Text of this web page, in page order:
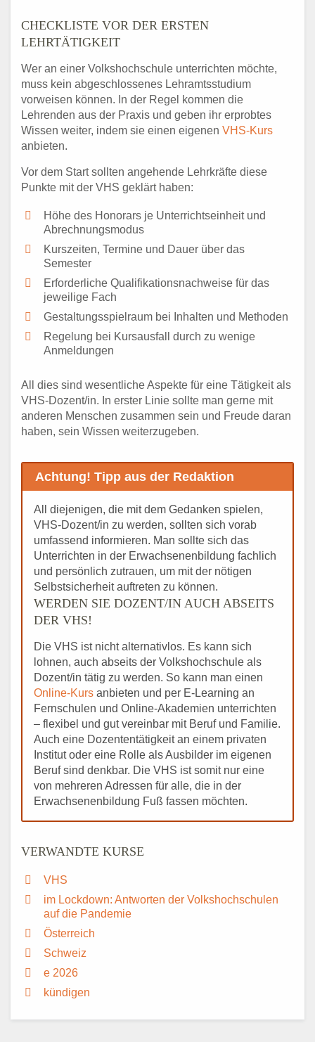
CHECKLISTE VOR DER ERSTEN
LEHRTÄTIGKEIT
Wer an einer Volkshochschule unterrichten möchte,
muss kein abgeschlossenes Lehramtsstudium
vorweisen können. In der Regel kommen die
Lehrenden aus der Praxis und geben ihr erprobtes
Wissen weiter, indem sie einen eigenen VHS-Kurs
anbieten.
Vor dem Start sollten angehende Lehrkräfte diese
Punkte mit der VHS geklärt haben:
Höhe des Honorars je Unterrichtseinheit und
Abrechnungsmodus
Kurszeiten, Termine und Dauer über das
Semester
Erforderliche Qualifikationsnachweise für das
jeweilige Fach
Gestaltungsspielraum bei Inhalten und Methoden
Regelung bei Kursausfall durch zu wenige
Anmeldungen
All dies sind wesentliche Aspekte für eine Tätigkeit als
VHS-Dozent/in. In erster Linie sollte man gerne mit
anderen Menschen zusammen sein und Freude daran
haben, sein Wissen weiterzugeben.
Achtung! Tipp aus der Redaktion
All diejenigen, die mit dem Gedanken spielen,
VHS-Dozent/in zu werden, sollten sich vorab
umfassend informieren. Man sollte sich das
Unterrichten in der Erwachsenenbildung fachlich
und persönlich zutrauen, um mit der nötigen
Selbstsicherheit auftreten zu können.
WERDEN SIE DOZENT/IN AUCH ABSEITS
DER VHS!
Die VHS ist nicht alternativlos. Es kann sich
lohnen, auch abseits der Volkshochschule als
Dozent/in tätig zu werden. So kann man einen
Online-Kurs anbieten und per E-Learning an
Fernschulen und Online-Akademien unterrichten
– flexibel und gut vereinbar mit Beruf und Familie.
Auch eine Dozententätigkeit an einem privaten
Institut oder eine Rolle als Ausbilder im eigenen
Beruf sind denkbar. Die VHS ist somit nur eine
von mehreren Adressen für alle, die in der
Erwachsenenbildung Fuß fassen möchten.
VERWANDTE KURSE
VHS
im Lockdown: Antworten der Volkshochschulen
auf die Pandemie
Österreich
Schweiz
e 2026
kündigen